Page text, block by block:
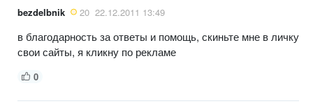
bezdelbnik 20 22.12.2011 13:49
в благодарность за ответы и помощь, скиньте мне в личку
свои сайты, я кликну по рекламе
0